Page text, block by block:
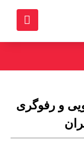
و رفوگری